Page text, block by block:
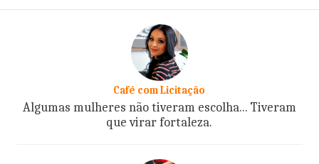
Café com Licitação
Algumas mulheres não tiveram escolha... Tiveram
que virar fortaleza.